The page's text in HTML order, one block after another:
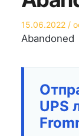
Опубликовано
на
15.06.2022
Abandoned
UPS